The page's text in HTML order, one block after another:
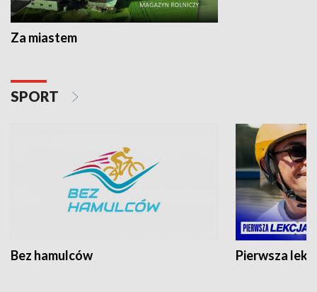
Za miastem
SPORT
Bez hamulców Pierwsza